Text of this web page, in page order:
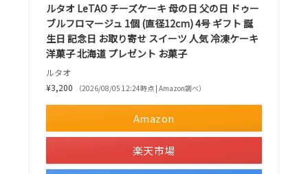
ルタオ LeTAO チーズケーキ 母の日 父の日 ドゥー
ブルフロマージュ 1個 (直径12cm) 4号 ギフト 誕
生日 記念日 お取り寄せ スイーツ 人気 冷凍ケーキ
洋菓子 北海道 プレゼント お菓子
ルタオ
¥3,200
（2026/08/05 12:24時点 | Amazon調べ）
Amazon
楽天市場